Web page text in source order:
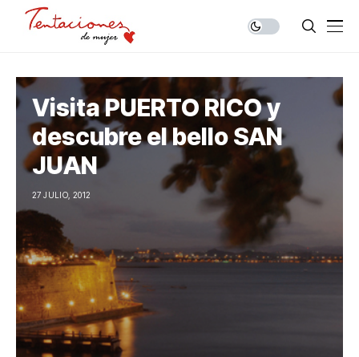
Visita PUERTO RICO y
descubre el bello SAN
JUAN
27 JULIO, 2012